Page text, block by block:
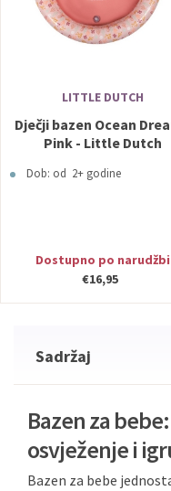
LITTLE DUTCH
Dječji bazen Ocean
Pink - Little Dutch
Dob: od 2+ godine
Dostupno po narudžbi
€16,95
Sadržaj
Bazen za
osvježenje i
Bazen za bebe